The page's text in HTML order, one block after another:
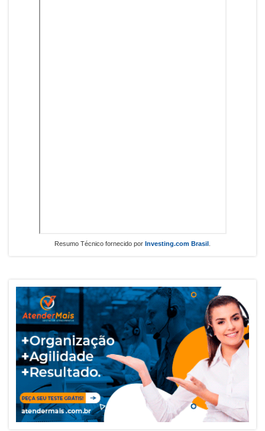
Resumo Técnico fornecido por Investing.com Brasil